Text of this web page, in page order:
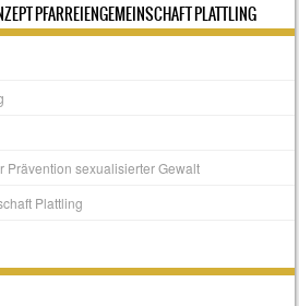
PFARREIENGEMEINSCHAFT PLATTLING
Prävention sexualisierter Gewalt
Plattling